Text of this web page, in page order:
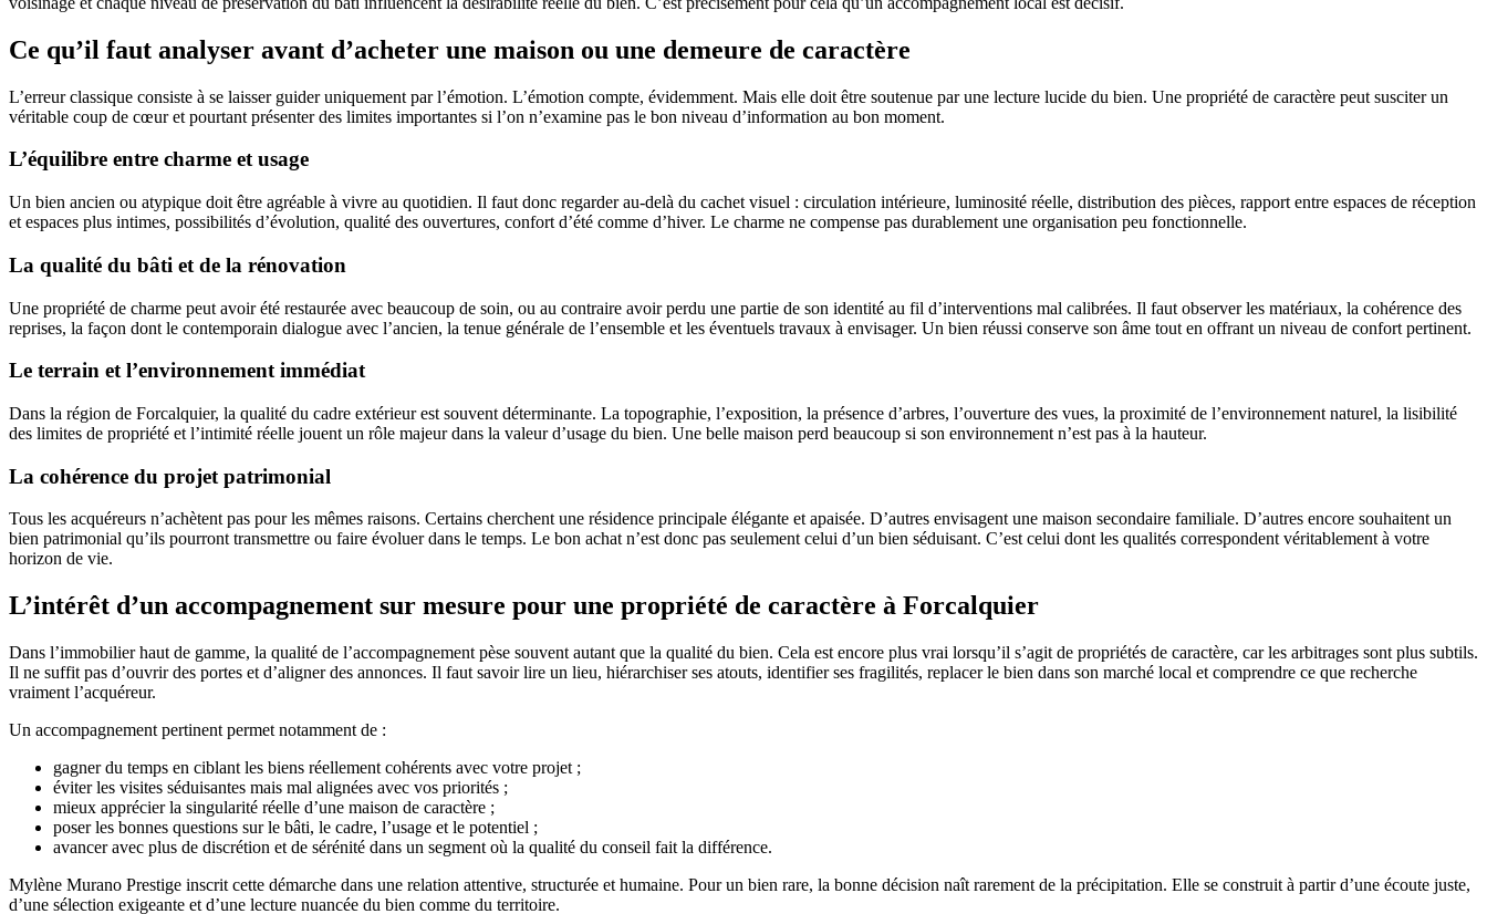
Ce qu’il faut analyser avant d’acheter une maison ou une demeure de caractère
L’erreur classique consiste à se laisser guider uniquement par l’émotion. L’émotion compte, évidemment. Mais elle doit être soutenue par une lecture lucide du bien. Une propriété de caractère peut susciter un
véritable coup de cœur et pourtant présenter des limites importantes si l’on n’examine pas le bon niveau d’information au bon moment.
L’équilibre entre charme et usage
Un bien ancien ou atypique doit être agréable à vivre au quotidien. Il faut donc regarder au-delà du cachet visuel : circulation intérieure, luminosité réelle, distribution des pièces, rapport entre espaces de réception
et espaces plus intimes, possibilités d’évolution, qualité des ouvertures, confort d’été comme d’hiver. Le charme ne compense pas durablement une organisation peu fonctionnelle.
La qualité du bâti et de la rénovation
Une propriété de charme peut avoir été restaurée avec beaucoup de soin, ou au contraire avoir perdu une partie de son identité au fil d’interventions mal calibrées. Il faut observer les matériaux, la cohérence des
reprises, la façon dont le contemporain dialogue avec l’ancien, la tenue générale de l’ensemble et les éventuels travaux à envisager. Un bien réussi conserve son âme tout en offrant un niveau de confort pertinent.
Le terrain et l’environnement immédiat
Dans la région de Forcalquier, la qualité du cadre extérieur est souvent déterminante. La topographie, l’exposition, la présence d’arbres, l’ouverture des vues, la proximité de l’environnement naturel, la lisibilité
des limites de propriété et l’intimité réelle jouent un rôle majeur dans la valeur d’usage du bien. Une belle maison perd beaucoup si son environnement n’est pas à la hauteur.
La cohérence du projet patrimonial
Tous les acquéreurs n’achètent pas pour les mêmes raisons. Certains cherchent une résidence principale élégante et apaisée. D’autres envisagent une maison secondaire familiale. D’autres encore souhaitent un
bien patrimonial qu’ils pourront transmettre ou faire évoluer dans le temps. Le bon achat n’est donc pas seulement celui d’un bien séduisant. C’est celui dont les qualités correspondent véritablement à votre
horizon de vie.
L’intérêt d’un accompagnement sur mesure pour une propriété de caractère à Forcalquier
Dans l’immobilier haut de gamme, la qualité de l’accompagnement pèse souvent autant que la qualité du bien. Cela est encore plus vrai lorsqu’il s’agit de propriétés de caractère, car les arbitrages sont plus subtils.
Il ne suffit pas d’ouvrir des portes et d’aligner des annonces. Il faut savoir lire un lieu, hiérarchiser ses atouts, identifier ses fragilités, replacer le bien dans son marché local et comprendre ce que recherche
vraiment l’acquéreur.
Un accompagnement pertinent permet notamment de :
gagner du temps en ciblant les biens réellement cohérents avec votre projet ;
éviter les visites séduisantes mais mal alignées avec vos priorités ;
mieux apprécier la singularité réelle d’une maison de caractère ;
poser les bonnes questions sur le bâti, le cadre, l’usage et le potentiel ;
avancer avec plus de discrétion et de sérénité dans un segment où la qualité du conseil fait la différence.
Mylène Murano Prestige inscrit cette démarche dans une relation attentive, structurée et humaine. Pour un bien rare, la bonne décision naît rarement de la précipitation. Elle se construit à partir d’une écoute juste,
d’une sélection exigeante et d’une lecture nuancée du bien comme du territoire.